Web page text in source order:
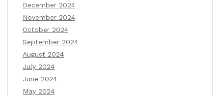
December 2024
November 2024
October 2024
September 2024
August 2024
July 2024
June 2024
May 2024